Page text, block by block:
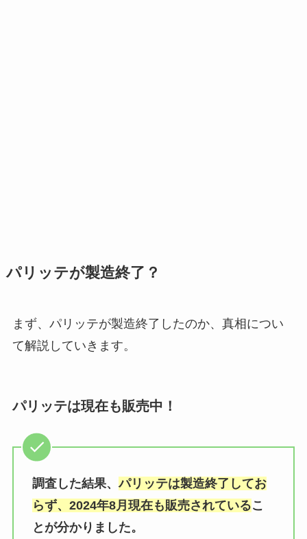
パリッテが製造終了？
まず、パリッテが製造終了したのか、真相につい
て解説していきます。
パリッテは現在も販売中！
調査した結果、パリッテは製造終了してお
らず、2024年8月現在も販売されているこ
とが分かりました。